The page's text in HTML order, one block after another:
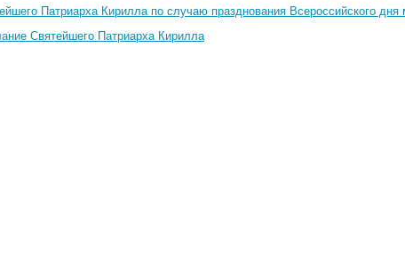
Патриарха Кирилла по случаю празднования Всероссийского
Святейшего Патриарха Кирилла